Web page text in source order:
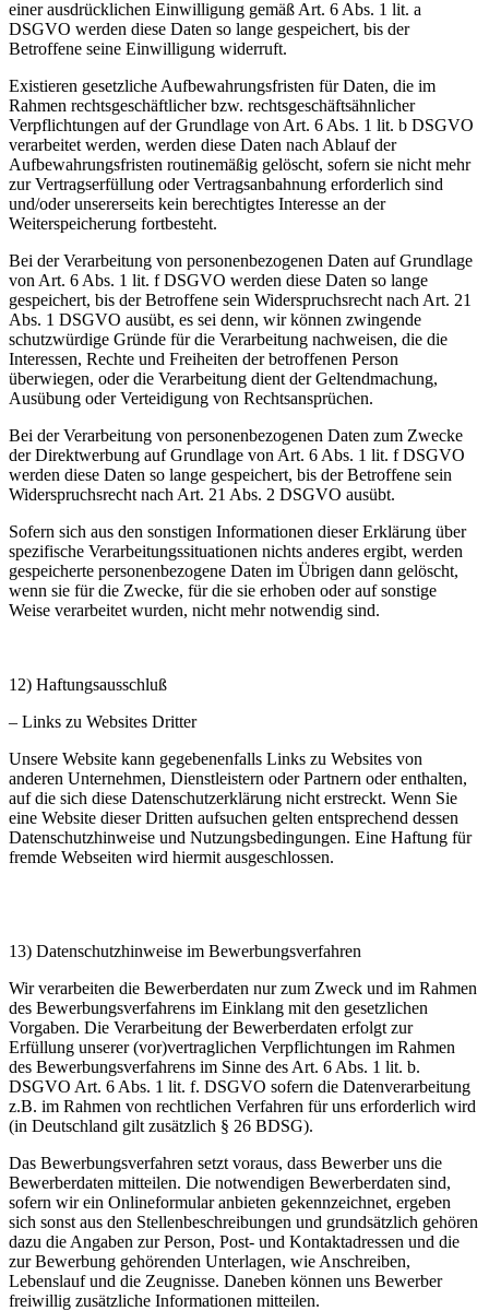
einer ausdrücklichen Einwilligung gemäß Art. 6 Abs. 1 lit. a
DSGVO werden diese Daten so lange gespeichert, bis der
Betroffene seine Einwilligung widerruft.
Existieren gesetzliche Aufbewahrungsfristen für Daten, die im
Rahmen rechtsgeschäftlicher bzw. rechtsgeschäftsähnlicher
Verpflichtungen auf der Grundlage von Art. 6 Abs. 1 lit. b DSGVO
verarbeitet werden, werden diese Daten nach Ablauf der
Aufbewahrungsfristen routinemäßig gelöscht, sofern sie nicht mehr
zur Vertragserfüllung oder Vertragsanbahnung erforderlich sind
und/oder unsererseits kein berechtigtes Interesse an der
Weiterspeicherung fortbesteht.
Bei der Verarbeitung von personenbezogenen Daten auf Grundlage
von Art. 6 Abs. 1 lit. f DSGVO werden diese Daten so lange
gespeichert, bis der Betroffene sein Widerspruchsrecht nach Art. 21
Abs. 1 DSGVO ausübt, es sei denn, wir können zwingende
schutzwürdige Gründe für die Verarbeitung nachweisen, die die
Interessen, Rechte und Freiheiten der betroffenen Person
überwiegen, oder die Verarbeitung dient der Geltendmachung,
Ausübung oder Verteidigung von Rechtsansprüchen.
Bei der Verarbeitung von personenbezogenen Daten zum Zwecke
der Direktwerbung auf Grundlage von Art. 6 Abs. 1 lit. f DSGVO
werden diese Daten so lange gespeichert, bis der Betroffene sein
Widerspruchsrecht nach Art. 21 Abs. 2 DSGVO ausübt.
Sofern sich aus den sonstigen Informationen dieser Erklärung über
spezifische Verarbeitungssituationen nichts anderes ergibt, werden
gespeicherte personenbezogene Daten im Übrigen dann gelöscht,
wenn sie für die Zwecke, für die sie erhoben oder auf sonstige
Weise verarbeitet wurden, nicht mehr notwendig sind.
12) Haftungsausschluß
– Links zu Websites Dritter
Unsere Website kann gegebenenfalls Links zu Websites von
anderen Unternehmen, Dienstleistern oder Partnern oder enthalten,
auf die sich diese Datenschutzerklärung nicht erstreckt. Wenn Sie
eine Website dieser Dritten aufsuchen gelten entsprechend dessen
Datenschutzhinweise und Nutzungsbedingungen. Eine Haftung für
fremde Webseiten wird hiermit ausgeschlossen.
13) Datenschutzhinweise im Bewerbungsverfahren
Wir verarbeiten die Bewerberdaten nur zum Zweck und im Rahmen
des Bewerbungsverfahrens im Einklang mit den gesetzlichen
Vorgaben. Die Verarbeitung der Bewerberdaten erfolgt zur
Erfüllung unserer (vor)vertraglichen Verpflichtungen im Rahmen
des Bewerbungsverfahrens im Sinne des Art. 6 Abs. 1 lit. b.
DSGVO Art. 6 Abs. 1 lit. f. DSGVO sofern die Datenverarbeitung
z.B. im Rahmen von rechtlichen Verfahren für uns erforderlich wird
(in Deutschland gilt zusätzlich § 26 BDSG).
Das Bewerbungsverfahren setzt voraus, dass Bewerber uns die
Bewerberdaten mitteilen. Die notwendigen Bewerberdaten sind,
sofern wir ein Onlineformular anbieten gekennzeichnet, ergeben
sich sonst aus den Stellenbeschreibungen und grundsätzlich gehören
dazu die Angaben zur Person, Post- und Kontaktadressen und die
zur Bewerbung gehörenden Unterlagen, wie Anschreiben,
Lebenslauf und die Zeugnisse. Daneben können uns Bewerber
freiwillig zusätzliche Informationen mitteilen.